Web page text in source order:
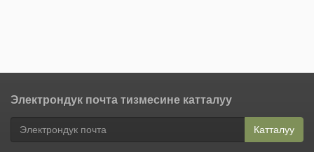
Электрондук почта тизмесине катталуу
Катталуу